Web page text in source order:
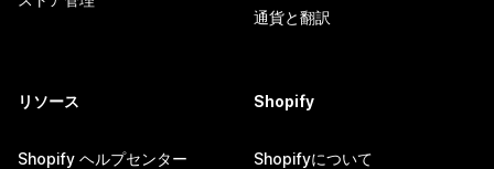
通貨と翻訳
リソース
Shopify ヘルプセンター
Shopify
Shopifyについて